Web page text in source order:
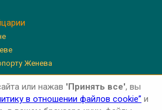
Женева
Цюрих
или нажав 'Принять все', вы
в отношении файлов cookie” и